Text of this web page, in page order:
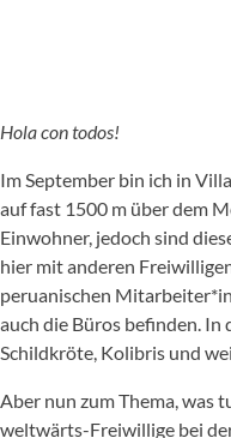
Hola con todos!
Im September bin ich in
auf fast 1500 m über dem
Einwohner, jedoch sind
hier mit anderen
peruanischen
auch die Büros befinden. In
Schildkröte, Kolibris und
Aber nun zum Thema, was
weltwärts-Freiwillige bei